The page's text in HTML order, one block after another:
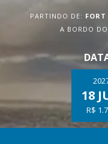
PARTINDO DE:
A BORDO
18
R$